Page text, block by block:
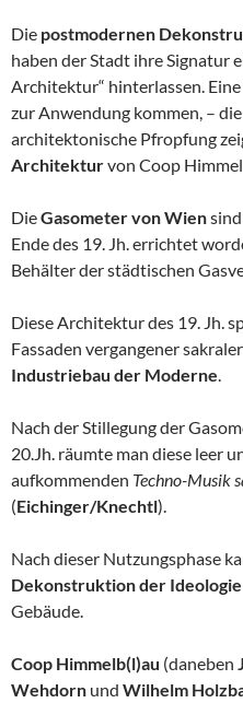
Die postmodernen
haben der Stadt ihre Signatur
Architektur“ hinterlassen.
zur Anwendung kommen, – die
architektonische Pfropfung
Architekturvon Coop
DieGasometer von Wien
Ende des 19. Jh. errichtet
Behälter der städtischen
Diese Architektur des 19. Jh.
Fassaden vergangener
Industriebau der Moderne.
Nach der Stillegung der
20.Jh. räumte man diese leer
aufkommenden Techno-Musik
(Eichinger/Knechtl).
Nach dieser Nutzungsphase
Dekonstruktion der
Gebäude.
Coop Himmelb(l)au (daneben
Wehdorn und Wilhelm